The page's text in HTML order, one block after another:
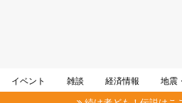
イベント 雑談 経済情報 地震